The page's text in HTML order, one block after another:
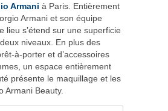
Armani à Paris. Entièrement
Armani et son équipe
lieu s’étend sur une superficie
niveaux. En plus des
à-porter et d’accessoires
un espace entièrement
présente le maquillage et les
Armani Beauty.